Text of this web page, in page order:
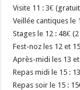
Visite 11 : 3€
Veillée cantiques le
Stages le 12 : 48€
Fest-noz les 12 et
Après-midi les 13
Repas midi le 15 :
Repas soir le 15 :